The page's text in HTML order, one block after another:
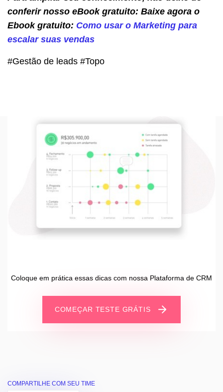
conferir nosso eBook gratuito: Baixe agora o
Ebook gratuito: Como usar o Marketing para
escalar suas vendas
#Gestão de leads #Topo
Coloque em prática essas dicas com nossa Plataforma de CRM
COMEÇAR TESTE GRÁTIS
COMPARTILHE COM SEU TIME